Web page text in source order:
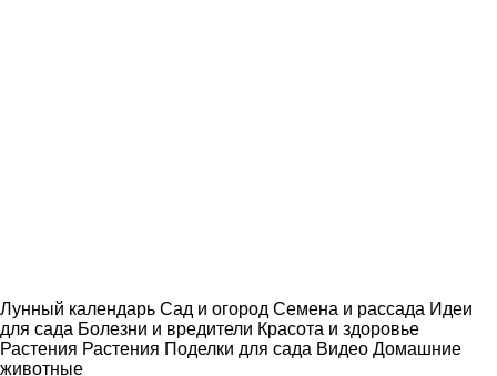
Лунный календарь Сад и огород Семена и рассада Идеи
для сада Болезни и вредители Красота и здоровье
Растения Растения Поделки для сада Видео Домашние
животные